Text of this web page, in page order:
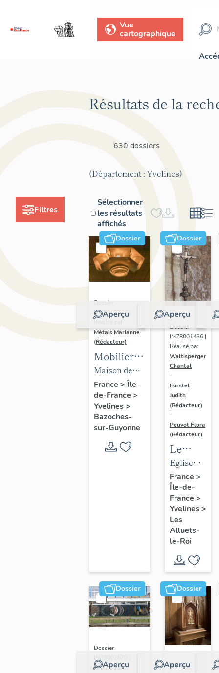
Vue
cartographique
Filtres
Résultats de la
630 dossiers
(Département : Yvelines)
Sélectionner
les résultats
affichés
Dossier
Aperçu
Dossier
IM78002723 |
Métais Marianne
(Rédacteur)
Mobilier
de la
maison
Louis
Carré
Maison de
villégiature
dite maison
Louis Carré
France > Île-
de-France >
Yvelines>
Bazoches-
sur-Guyonne
Dossier
Aperçu
Dossier
IM78001436 |
Réalisé par
Waltisperger
Chantal
-
Förstel
Judith
(Rédacteur)
-
Peuvot Flora
(Rédacteur)
Le
mobilier
de
l'église
Saint-
Nicolas
Eglise
paroissiale
Saint-
Nicolas
France >
Île-de-
France >
Yvelines>
Les
Alluets-
le-Roi
Dossier
Aperçu
Dossier
IM78002670 |
Réalisé par
Dossier
Aperçu
Dossier